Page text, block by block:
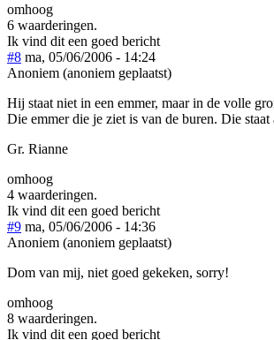
omhoog
6 waarderingen.
Ik vind dit een goed bericht
#8 ma, 05/06/2006 - 14:24
Anoniem (anoniem geplaatst)
Hij staat niet in een emmer, maar in de volle
Die emmer die je ziet is van de buren. Die
Gr. Rianne
omhoog
4 waarderingen.
Ik vind dit een goed bericht
#9 ma, 05/06/2006 - 14:36
Anoniem (anoniem geplaatst)
Dom van mij, niet goed gekeken, sorry!
omhoog
8 waarderingen.
Ik vind dit een goed bericht